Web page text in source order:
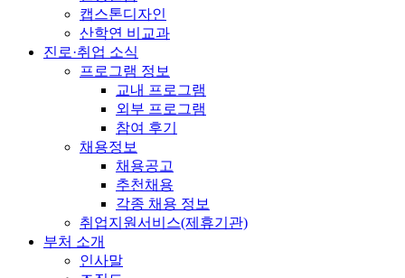
캡스톤디자인
산학연 비교과
진로·취업 소식
프로그램 정보
교내 프로그램
외부 프로그램
참여 후기
채용정보
채용공고
추천채용
각종 채용 정보
취업지원서비스(제휴기관)
부처 소개
인사말